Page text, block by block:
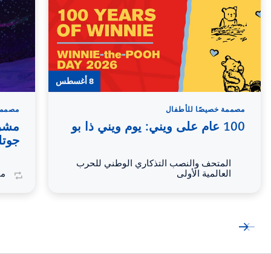
8 أغسطس
مصممة خصيصًا للأطفال
100 عام على ويني: يوم ويني ذا بو
المتحف والنصب التذكاري الوطني للحرب
العالمية الأولى